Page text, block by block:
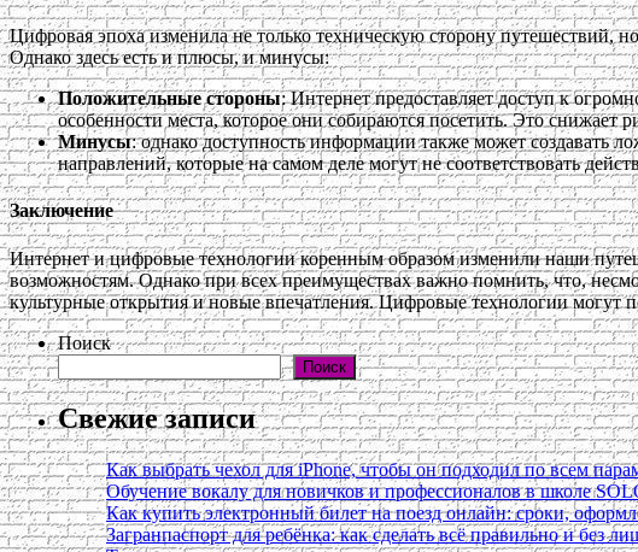
Цифровая эпоха изменила не только техническую сторону путешествий,
Однако здесь есть и плюсы, и минусы:
Положительные стороны: Интернет предоставляет доступ к
особенности места, которое они собираются посетить. Это
Минусы: однако доступность информации также может создавать
направлений, которые на самом деле могут не соответствовать
Заключение
Интернет и цифровые технологии коренным образом изменили наши
возможностям. Однако при всех преимуществах важно помнить, что,
культурные открытия и новые впечатления. Цифровые технологии могут
Поиск
Поиск
Свежие записи
Как выбрать чехол для iPhone, чтобы он подходил по всем
Обучение вокалу для новичков и профессионалов в школе
Как купить электронный билет на поезд онлайн: сроки,
Загранпаспорт для ребёнка: как сделать всё правильно и без